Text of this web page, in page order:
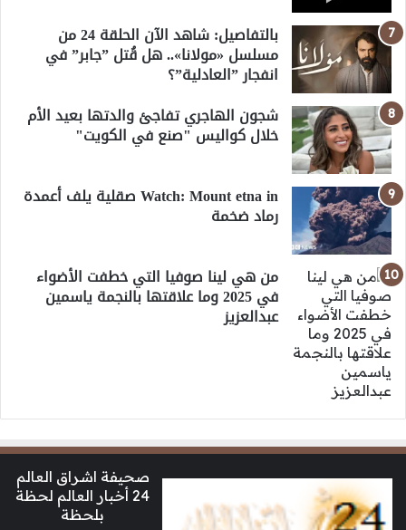
بالتفاصيل: شاهد الآن الحلقة 24 من
مسلسل «مولانا».. هل قُتل ”جابر” في
انفجار ”العادلية”؟
شجون الهاجري تفاجئ والدتها بعيد الأم
خلال كواليس "صنع في الكويت"
Watch: Mount etna in صقلية يلف أعمدة
رماد ضخمة
من هي لينا صوفيا التي خطفت الأضواء
في 2025 وما علاقتها بالنجمة ياسمين
عبدالعزيز
صحيفة اشراق العالم
24 أخبار العالم لحظة
بلحظة